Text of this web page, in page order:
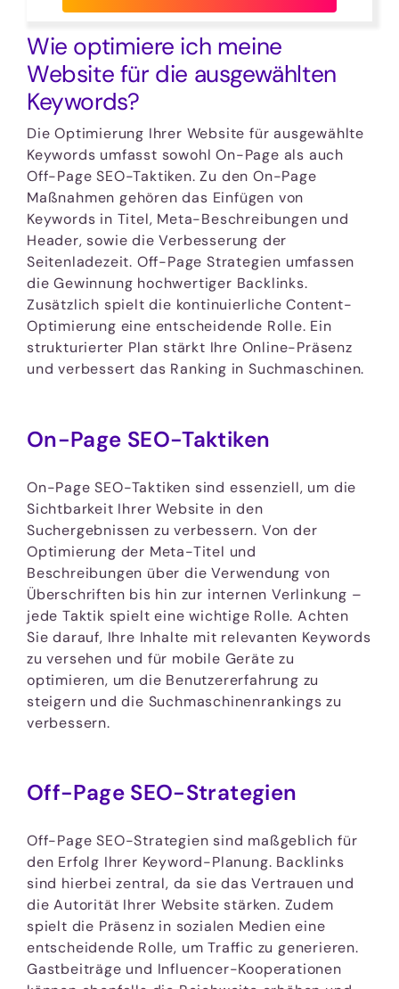
Wie optimiere ich meine
Website für die ausgewählten
Keywords?
Die Optimierung Ihrer Website für ausgewählte
Keywords umfasst sowohl On-Page als auch
Off-Page SEO-Taktiken. Zu den On-Page
Maßnahmen gehören das Einfügen von
Keywords in Titel, Meta-Beschreibungen und
Header, sowie die Verbesserung der
Seitenladezeit. Off-Page Strategien umfassen
die Gewinnung hochwertiger Backlinks.
Zusätzlich spielt die kontinuierliche Content-
Optimierung eine entscheidende Rolle. Ein
strukturierter Plan stärkt Ihre Online-Präsenz
und verbessert das Ranking in Suchmaschinen.
On-Page SEO-Taktiken
On-Page SEO-Taktiken sind essenziell, um die
Sichtbarkeit Ihrer Website in den
Suchergebnissen zu verbessern. Von der
Optimierung der Meta-Titel und
Beschreibungen über die Verwendung von
Überschriften bis hin zur internen Verlinkung –
jede Taktik spielt eine wichtige Rolle. Achten
Sie darauf, Ihre Inhalte mit relevanten Keywords
zu versehen und für mobile Geräte zu
optimieren, um die Benutzererfahrung zu
steigern und die Suchmaschinenrankings zu
verbessern.
Off-Page SEO-Strategien
Off-Page SEO-Strategien sind maßgeblich für
den Erfolg Ihrer Keyword-Planung. Backlinks
sind hierbei zentral, da sie das Vertrauen und
die Autorität Ihrer Website stärken. Zudem
spielt die Präsenz in sozialen Medien eine
entscheidende Rolle, um Traffic zu generieren.
Gastbeiträge und Influencer-Kooperationen